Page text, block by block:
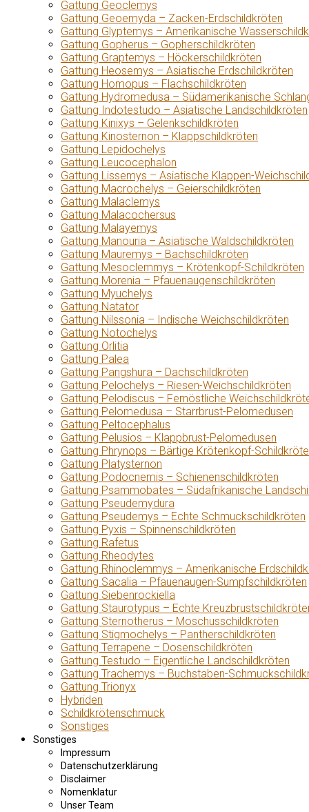
Gattung Geoclemys
Gattung Geoemyda – Zacken-Erdschildkröten
Gattung Glyptemys – Amerikanische
Gattung Gopherus – Gopherschildkröten
Gattung Graptemys – Höckerschildkröten
Gattung Heosemys – Asiatische Erdschildkröten
Gattung Homopus – Flachschildkröten
Gattung Hydromedusa – Südamerikanische
Gattung Indotestudo – Asiatische Landschildkröten
Gattung Kinixys – Gelenkschildkröten
Gattung Kinosternon – Klappschildkröten
Gattung Lepidochelys
Gattung Leucocephalon
Gattung Lissemys – Asiatische Klappen-
Gattung Macrochelys – Geierschildkröten
Gattung Malaclemys
Gattung Malacochersus
Gattung Malayemys
Gattung Manouria – Asiatische Waldschildkröten
Gattung Mauremys – Bachschildkröten
Gattung Mesoclemmys – Krötenkopf-Schildkröten
Gattung Morenia – Pfauenaugenschildkröten
Gattung Myuchelys
Gattung Natator
Gattung Nilssonia – Indische Weichschildkröten
Gattung Notochelys
Gattung Orlitia
Gattung Palea
Gattung Pangshura – Dachschildkröten
Gattung Pelochelys – Riesen-Weichschildkröten
Gattung Pelodiscus – Fernöstliche
Gattung Pelomedusa – Starrbrust-Pelomedusen
Gattung Peltocephalus
Gattung Pelusios – Klappbrust-Pelomedusen
Gattung Phrynops – Bärtige Krötenkopf-
Gattung Platysternon
Gattung Podocnemis – Schienenschildkröten
Gattung Psammobates – Südafrikanische
Gattung Pseudemydura
Gattung Pseudemys – Echte Schmuckschildkröten
Gattung Pyxis – Spinnenschildkröten
Gattung Rafetus
Gattung Rheodytes
Gattung Rhinoclemmys – Amerikanische
Gattung Sacalia – Pfauenaugen-Sumpfschildkröten
Gattung Siebenrockiella
Gattung Staurotypus – Echte
Gattung Sternotherus – Moschusschildkröten
Gattung Stigmochelys – Pantherschildkröten
Gattung Terrapene – Dosenschildkröten
Gattung Testudo – Eigentliche Landschildkröten
Gattung Trachemys – Buchstaben-
Gattung Trionyx
Hybriden
Schildkrötenschmuck
Sonstiges
Sonstiges
Impressum
Datenschutzerklärung
Disclaimer
Nomenklatur
Unser Team